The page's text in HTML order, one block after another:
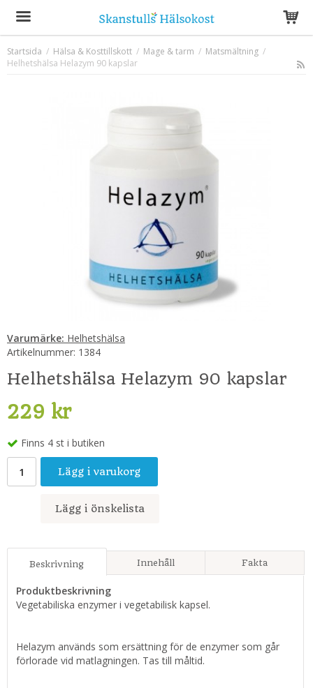
Produkten har blivit tillagd i varukorgen
Startsida / Hälsa & Kosttillskott / Mage & tarm / Matsmältning /
Helhetshälsa Helazym 90 kapslar
Varumärke: Helhetshälsa
Artikelnummer: 1384
Helhetshälsa Helazym 90 kapslar
229 kr
Finns 4 st i butiken
Lägg i varukorg
Lägg i önskelista
Beskrivning Innehåll Fakta
Produktbeskrivning
Vegetabiliska enzymer i vegetabilisk kapsel.
Helazym används som ersättning för de enzymer som går
förlorade vid matlagningen. Tas till måltid.